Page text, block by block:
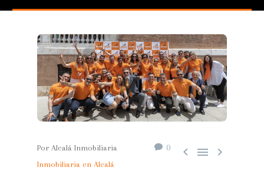
0   
Por Alcalá Inmobiliaria
Inmobiliaria en Alcalá